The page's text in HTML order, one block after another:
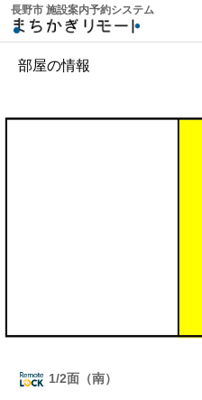
長野市 施設案内予約システム
部屋の情報
1/2面（南）